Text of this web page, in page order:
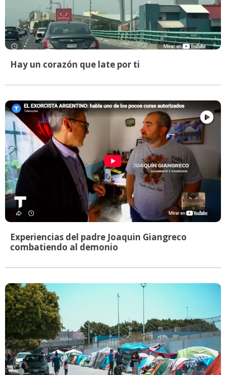
Hay un corazón que late por ti
Experiencias del padre Joaquin Giangreco
combatiendo al demonio